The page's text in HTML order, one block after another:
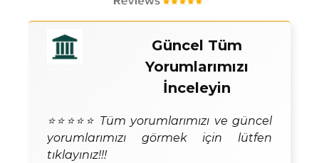
Güncel Tüm
Yorumlarımızı
İnceleyin
⭐⭐⭐⭐⭐ Tüm yorumlarımızı ve güncel
yorumlarımızı görmek için lütfen
tıklayınız!!!